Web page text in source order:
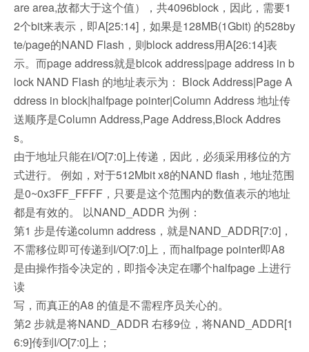
are area,故都大于这个值），共4096block，因此，需要1
2个bit来表示，即A[25:14]，如果是128MB(1Gbit) 的528by
te/page的NAND Flash，则block address用A[26:14]表
示。而page address就是blcok address|page address in b
lock NAND Flash 的地址表示为： Block Address|Page A
ddress in block|halfpage pointer|Column Address 地址传
送顺序是Column Address,Page Address,Block Addres
s。
由于地址只能在I/O[7:0]上传递，因此，必须采用移位的方
式进行。 例如，对于512Mbit x8的NAND flash，地址范围
是0~0x3FF_FFFF，只要是这个范围内的数值表示的地址
都是有效的。 以NAND_ADDR 为例：
第1 步是传递column address，就是NAND_ADDR[7:0]，
不需移位即可传递到I/O[7:0]上，而halfpage pointer即A8
是由操作指令决定的，即指令决定在哪个halfpage 上进行
读
写，而真正的A8 的值是不需程序员关心的。
第2 步就是将NAND_ADDR 右移9位，将NAND_ADDR[1
6:9]传到I/O[7:0]上；